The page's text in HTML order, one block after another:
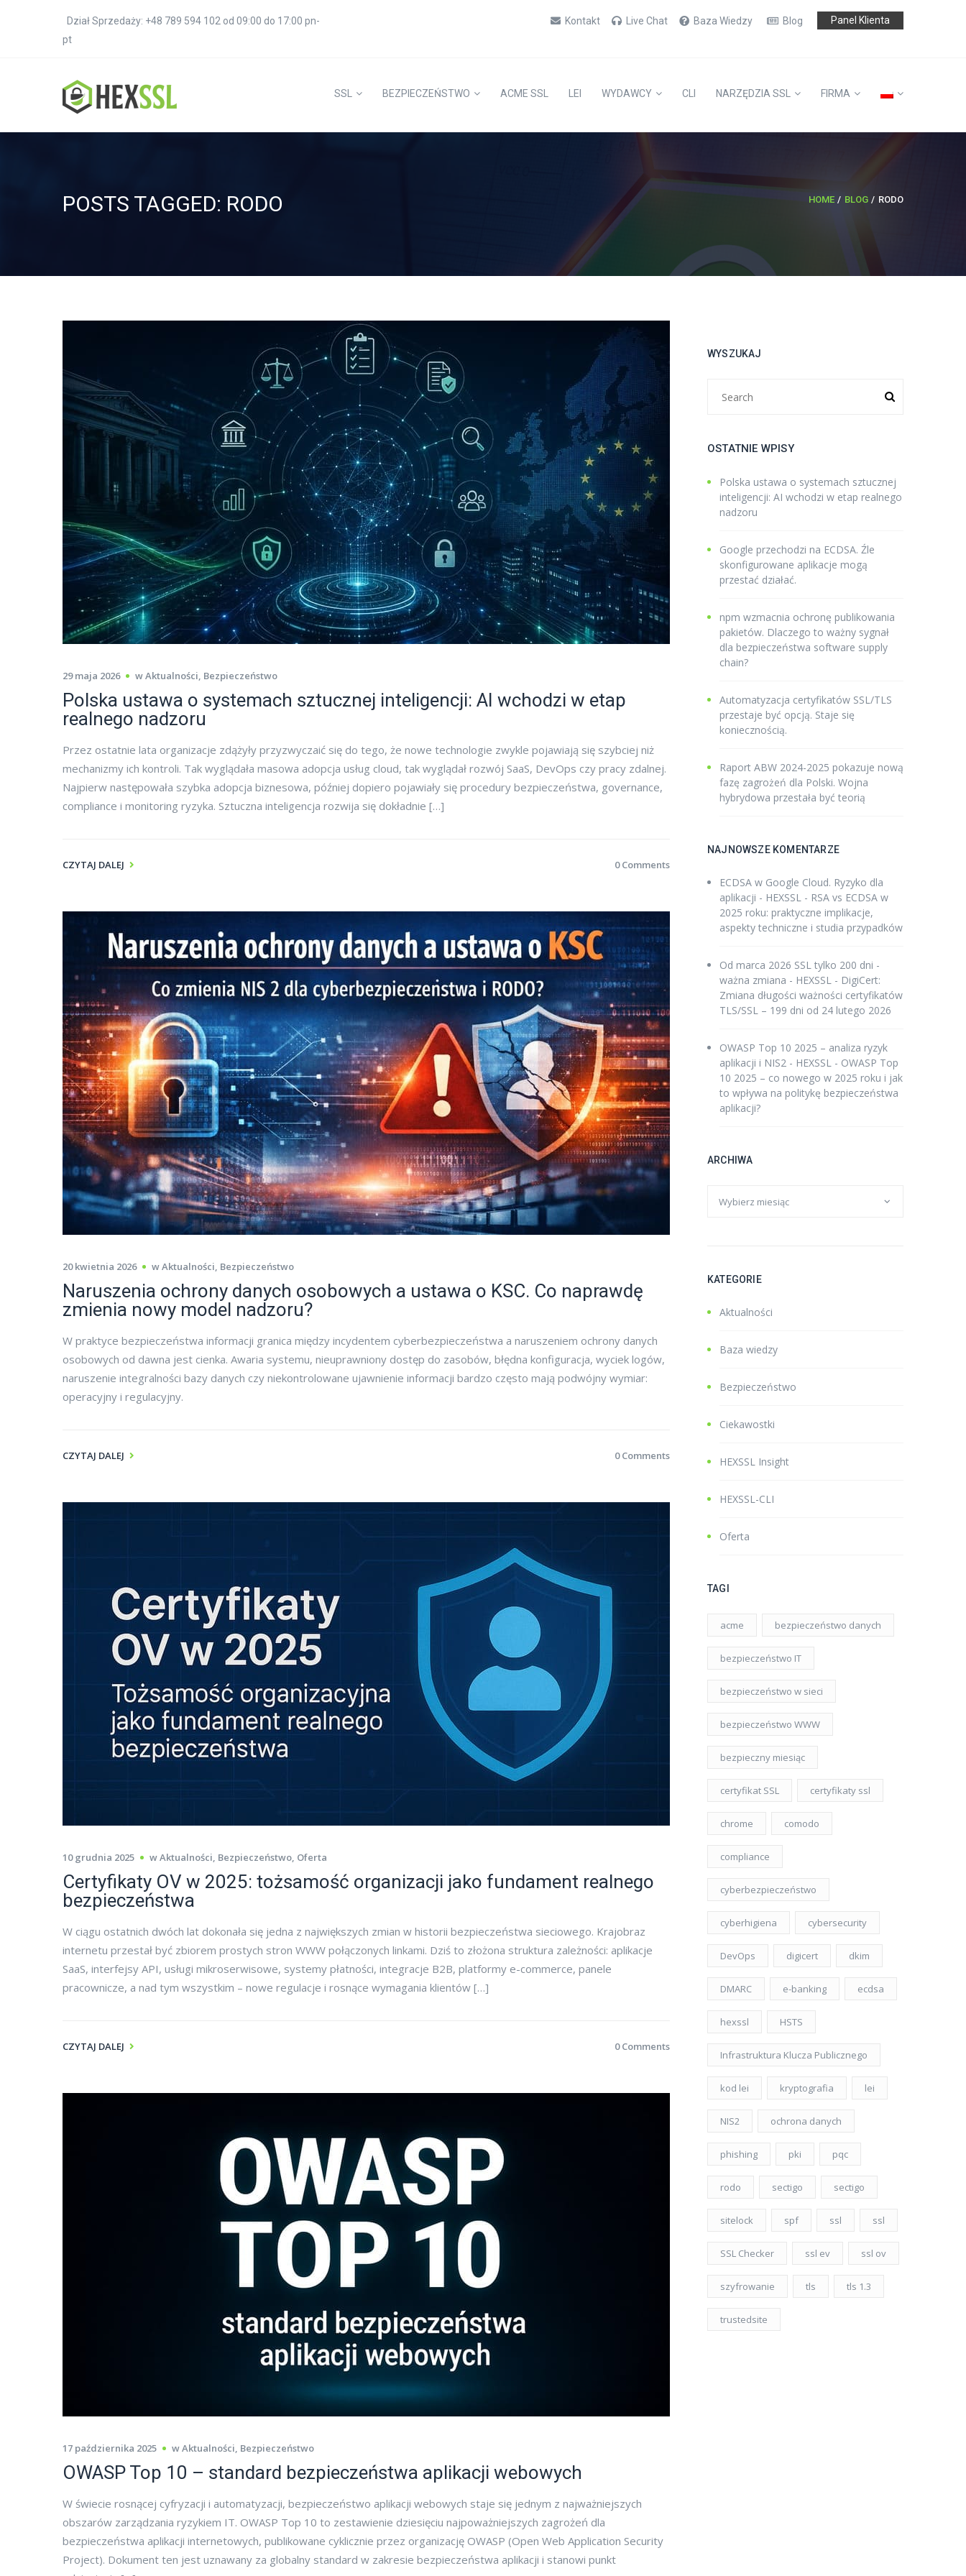
Dział Sprzedaży: +48 789 594 102 od 09:00 do 17:00 pn-
pt
Kontakt Live Chat Baza Wiedzy Blog Panel Klienta
SSL BEZPIECZEŃSTWO ACME SSL LEI WYDAWCY CLI NARZĘDZIA SSL FIRMA
POSTS TAGGED: RODO HOME BLOG RODO
29 maja 2026 wAktualności, Bezpieczeństwo
Polska ustawa o systemach sztucznej inteligencji: AI wchodzi w etap
realnego nadzoru
Przez ostatnie lata organizacje zdążyły przyzwyczaić się do tego, że nowe technologie zwykle pojawiają się szybciej niż
mechanizmy ich kontroli. Tak wyglądała masowa adopcja usług cloud, tak wyglądał rozwój SaaS, DevOps czy pracy zdalnej.
Najpierw następowała szybka adopcja biznesowa, później dopiero pojawiały się procedury bezpieczeństwa, governance,
compliance i monitoring ryzyka. Sztuczna inteligencja rozwija się dokładnie […]
CZYTAJ DALEJ 0 Comments
20 kwietnia 2026 wAktualności, Bezpieczeństwo
Naruszenia ochrony danych osobowych a ustawa o KSC. Co naprawdę
zmienia nowy model nadzoru?
W praktyce bezpieczeństwa informacji granica między incydentem cyberbezpieczeństwa a naruszeniem ochrony danych
osobowych od dawna jest cienka. Awaria systemu, nieuprawniony dostęp do zasobów, błędna konfiguracja, wyciek logów,
naruszenie integralności bazy danych czy niekontrolowane ujawnienie informacji bardzo często mają podwójny wymiar:
operacyjny i regulacyjny.
CZYTAJ DALEJ 0 Comments
10 grudnia 2025 wAktualności, Bezpieczeństwo, Oferta
Certyfikaty OV w 2025: tożsamość organizacji jako fundament realnego
bezpieczeństwa
W ciągu ostatnich dwóch lat dokonała się jedna z największych zmian w historii bezpieczeństwa sieciowego. Krajobraz
internetu przestał być zbiorem prostych stron WWW połączonych linkami. Dziś to złożona struktura zależności: aplikacje
SaaS, interfejsy API, usługi mikroserwisowe, systemy płatności, integracje B2B, platformy e-commerce, panele
pracownicze, a nad tym wszystkim – nowe regulacje i rosnące wymagania klientów […]
CZYTAJ DALEJ 0 Comments
17 października 2025 wAktualności, Bezpieczeństwo
OWASP Top 10 – standard bezpieczeństwa aplikacji webowych
W świecie rosnącej cyfryzacji i automatyzacji, bezpieczeństwo aplikacji webowych staje się jednym z najważniejszych
obszarów zarządzania ryzykiem IT. OWASP Top 10 to zestawienie dziesięciu najpoważniejszych zagrożeń dla
bezpieczeństwa aplikacji internetowych, publikowane cyklicznie przez organizację OWASP (Open Web Application Security
Project). Dokument ten jest uznawany za globalny standard w zakresie bezpieczeństwa aplikacji i stanowi punkt
WYSZUKAJ
OSTATNIE WPISY
Polska ustawa o systemach sztucznej
inteligencji: AI wchodzi w etap realnego
nadzoru
Google przechodzi na ECDSA. Źle
skonfigurowane aplikacje mogą
przestać działać.
npm wzmacnia ochronę publikowania
pakietów. Dlaczego to ważny sygnał
dla bezpieczeństwa software supply
chain?
Automatyzacja certyfikatów SSL/TLS
przestaje być opcją. Staje się
koniecznością.
Raport ABW 2024-2025 pokazuje nową
fazę zagrożeń dla Polski. Wojna
hybrydowa przestała być teorią
NAJNOWSZE KOMENTARZE
ECDSA w Google Cloud. Ryzyko dla
aplikacji - HEXSSL - RSA vs ECDSA w
2025 roku: praktyczne implikacje,
aspekty techniczne i studia przypadków
Od marca 2026 SSL tylko 200 dni -
ważna zmiana - HEXSSL - DigiCert:
Zmiana długości ważności certyfikatów
TLS/SSL – 199 dni od 24 lutego 2026
OWASP Top 10 2025 – analiza ryzyk
aplikacji i NIS2 - HEXSSL - OWASP Top
10 2025 – co nowego w 2025 roku i jak
to wpływa na politykę bezpieczeństwa
aplikacji?
ARCHIWA
KATEGORIE
Aktualności
Baza wiedzy
Bezpieczeństwo
Ciekawostki
HEXSSL Insight
HEXSSL-CLI
Oferta
TAGI
acme bezpieczeństwo danych
bezpieczeństwo IT
bezpieczeństwo w sieci
bezpieczeństwo WWW
bezpieczny miesiąc
certyfikat SSL certyfikaty ssl
chrome comodo
compliance
cyberbezpieczeństwo
cyberhigiena cybersecurity
DevOps digicert dkim
DMARC e-banking ecdsa
hexssl HSTS
Infrastruktura Klucza Publicznego
kod lei kryptografia lei
NIS2 ochrona danych
phishing pki pqc
rodo sectigo sectigo
sitelock spf ssl ssl
SSL Checker ssl ev ssl ov
szyfrowanie tls tls 1.3
trustedsite